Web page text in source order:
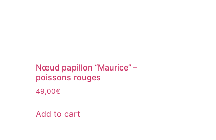
Nœud papillon “Maurice” –
poissons rouges
49,00€
Add to cart